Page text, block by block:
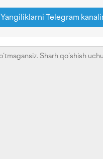
Yangiliklarni Telegram